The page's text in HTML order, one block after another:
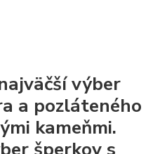
výber
a pozláteného
kameňmi.
šperkov s